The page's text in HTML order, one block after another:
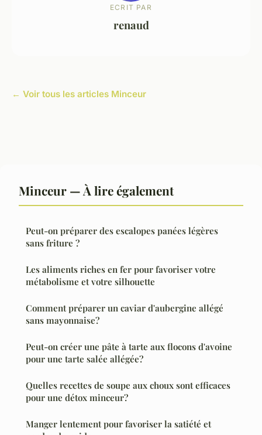
ECRIT PAR
renaud
← Voir tous les articles Minceur
Minceur — À lire également
Peut-on préparer des escalopes panées légères
sans friture ?
Les aliments riches en fer pour favoriser votre
métabolisme et votre silhouette
Comment préparer un caviar d'aubergine allégé
sans mayonnaise?
Peut-on créer une pâte à tarte aux flocons d'avoine
pour une tarte salée allégée?
Quelles recettes de soupe aux choux sont efficaces
pour une détox minceur?
Manger lentement pour favoriser la satiété et